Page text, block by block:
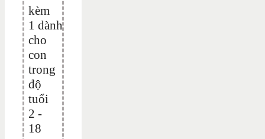
kèm
1 dành
cho
con
trong
độ
tuổi
2 -
18